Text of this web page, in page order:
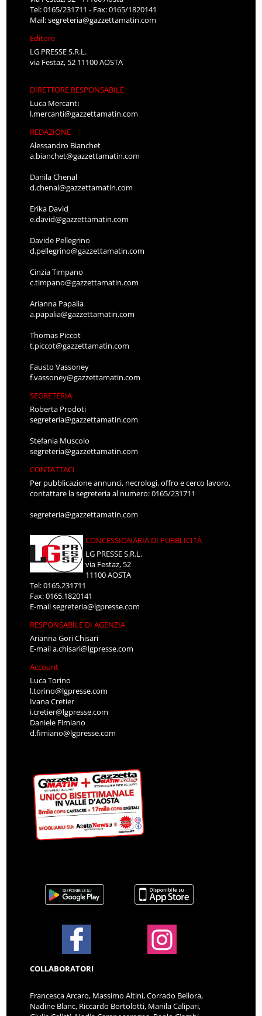
Tel: 0165/231711 - Fax: 0165/1820141
Mail:segreteria@gazzettamatin.com
Editore
LG PRESSE S.R.L.
via Festaz, 52 11100 AOSTA
DIRETTORE RESPONSABILE
Luca Mercanti
l.mercanti@gazzettamatin.com
REDAZIONE
Alessandro Bianchet
a.bianchet@gazzettamatin.com
Danila Chenal
d.chenal@gazzettamatin.com
Erika David
e.david@gazzettamatin.com
Davide Pellegrino
d.pellegrino@gazzettamatin.com
Cinzia Timpano
c.timpano@gazzettamatin.com
Arianna Papalia
a.papalia@gazzettamatin.com
Thomas Piccot
t.piccot@gazzettamatin.com
Fausto Vassoney
f.vassoney@gazzettamatin.com
SEGRETERIA
Roberta Prodoti
segreteria@gazzettamatin.com
Stefania Muscolo
segreteria@gazzettamatin.com
CONTATTACI
Per pubblicazione annunci, necrologi, offro e cerco lavoro,
contattare la segreteria al numero: 0165/231711
segreteria@gazzettamatin.com
CONCESSIONARIA DI PUBBLICITÀ
LG PRESSE S.R.L.
via Festaz, 52
11100 AOSTA
Tel: 0165.231711
Fax: 0165.1820141
E-mailsegreteria@lgpresse.com
RESPONSABILE DI AGENZIA
Arianna Gori Chisari
E-maila.chisari@lgpresse.com
Account
Luca Torino
l.torino@lgpresse.com
Ivana Cretier
i.cretier@lgpresse.com
Daniele Fimiano
d.fimiano@lgpresse.com
COLLABORATORI
Francesca Arcaro, Massimo Altini, Corrado Bellora,
Nadine Blanc, Riccardo Bortolotti, Manila Calipari,